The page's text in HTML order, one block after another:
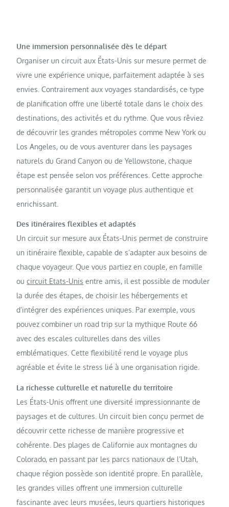
Une immersion personnalisée dès le départ
Organiser un circuit aux États-Unis sur mesure permet de
vivre une expérience unique, parfaitement adaptée à ses
envies. Contrairement aux voyages standardisés, ce type
de planification offre une liberté totale dans le choix des
destinations, des activités et du rythme. Que vous rêviez
de découvrir les grandes métropoles comme New York ou
Los Angeles, ou de vous aventurer dans les paysages
naturels du Grand Canyon ou de Yellowstone, chaque
étape est pensée selon vos préférences. Cette approche
personnalisée garantit un voyage plus authentique et
enrichissant.
Des itinéraires flexibles et adaptés
Un circuit sur mesure aux États-Unis permet de construire
un itinéraire flexible, capable de s’adapter aux besoins de
chaque voyageur. Que vous partiez en couple, en famille
oucircuit Etats-Unis entre amis, il est possible de moduler
la durée des étapes, de choisir les hébergements et
d’intégrer des expériences uniques. Par exemple, vous
pouvez combiner un road trip sur la mythique Route 66
avec des escales culturelles dans des villes
emblématiques. Cette flexibilité rend le voyage plus
agréable et évite le stress lié à une organisation rigide.
La richesse culturelle et naturelle du territoire
Les États-Unis offrent une diversité impressionnante de
paysages et de cultures. Un circuit bien conçu permet de
découvrir cette richesse de manière progressive et
cohérente. Des plages de Californie aux montagnes du
Colorado, en passant par les parcs nationaux de l’Utah,
chaque région possède son identité propre. En parallèle,
les grandes villes offrent une immersion culturelle
fascinante avec leurs musées, leurs quartiers historiques